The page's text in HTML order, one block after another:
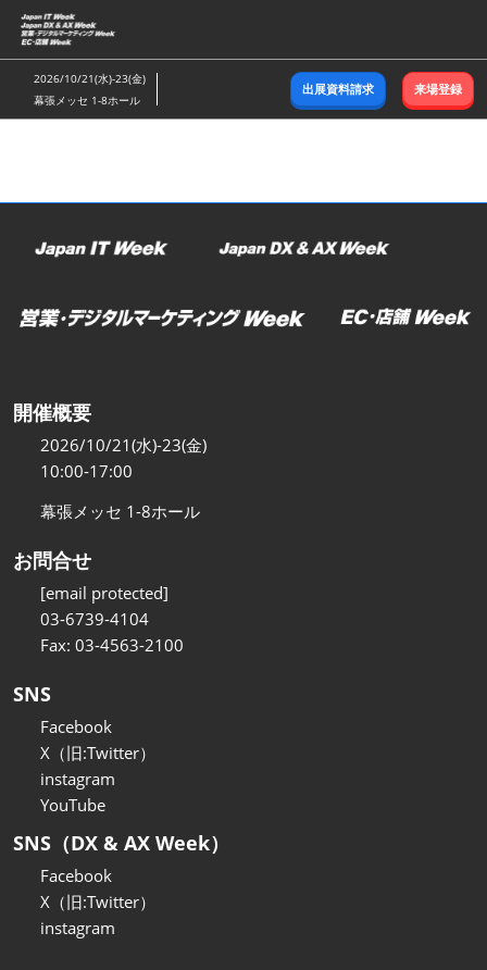
ス
キ
ッ
し
む
2026/10/21(水)-23(金)
幕張メッセ 1-8ホール
出展資料請求 来場登録
開催概要
2026/10/21(水)-23(金)
10:00-17:00
幕張メッセ 1-8ホール
お問合せ
[email protected]
03-6739-4104
Fax: 03-4563-2100
SNS
Facebook
X（旧:Twitter）
instagram
YouTube
SNS（DX & AX Week）
Facebook
X（旧:Twitter）
instagram